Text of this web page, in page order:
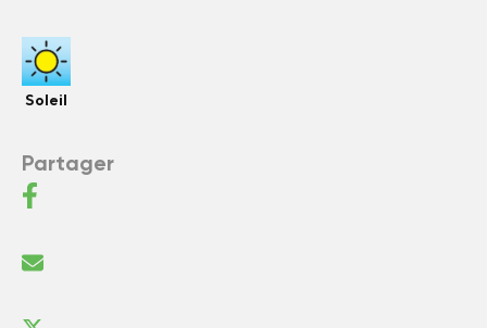
Soleil
Partager